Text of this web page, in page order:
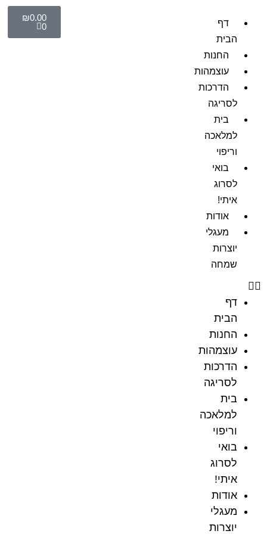
דף
הבית
החנות
עוצמהות
הדרכות
לסריגה
בית
למלאכה
וריפוי
בואי
לסרוג
איתי!
אודות
מעגלי
יוצרות
שמחה
דף
הבית
החנות
עוצמהות
הדרכות
לסריגה
בית
למלאכה
וריפוי
בואי
לסרוג
איתי!
אודות
מעגלי
יוצרות
₪0.00
0